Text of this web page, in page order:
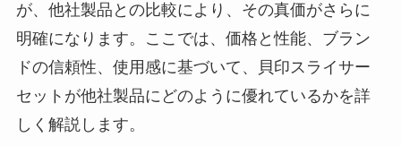
が、他社製品との比較により、その真価がさらに
明確になります。ここでは、価格と性能、ブラン
ドの信頼性、使用感に基づいて、貝印スライサー
セットが他社製品にどのように優れているかを詳
しく解説します。